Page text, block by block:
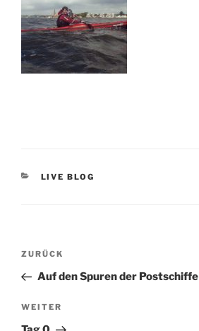
KATEGORIEN
LIVE BLOG
Beitragsnavigation
Vorheriger
Beitrag
ZURÜCK
Auf den Spuren der Postschiffe
Nächster
Beitrag
WEITER